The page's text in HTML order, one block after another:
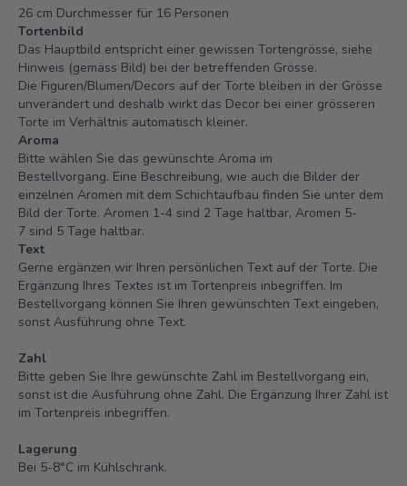
26 cm Durchmesser für 16 Personen
Tortenbild
Das Hauptbild entspricht einer gewissen Tortengrösse, siehe
Hinweis (gemäss Bild) bei der betreffenden Grösse.
Die Figuren/Blumen/Decors auf der Torte bleiben in der Grösse
unverändert und deshalb wirkt das Decor bei einer grösseren
Torte im Verhältnis automatisch kleiner.
Aroma
Bitte wählen Sie das gewünschte Aroma im
Bestellvorgang. Eine Beschreibung, wie auch die Bilder der
einzelnen Aromen mit dem Schichtaufbau finden Sie unter dem
Bild der Torte. Aromen 1-4 sind 2 Tage haltbar, Aromen 5-
7 sind 5 Tage haltbar.
Text
Gerne ergänzen wir Ihren persönlichen Text auf der Torte. Die
Ergänzung Ihres Textes ist im Tortenpreis inbegriffen. Im
Bestellvorgang können Sie Ihren gewünschten Text eingeben,
sonst Ausführung ohne Text.
Zahl
Bitte geben Sie Ihre gewünschte Zahl im Bestellvorgang ein,
sonst ist die Ausführung ohne Zahl. Die Ergänzung Ihrer Zahl ist
im Tortenpreis inbegriffen.
Lagerung
Bei 5-8°C im Kühlschrank.